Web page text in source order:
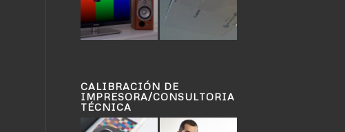
CALIBRACIÓN DE
IMPRESORA/CONSULTORIA
TÉCNICA